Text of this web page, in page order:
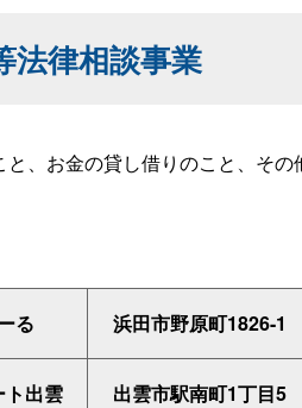
法律相談事業
、お金の貸し借りのこと、そ
る 浜田市野原町1826-1
ト出雲 出雲市駅南町1丁目5